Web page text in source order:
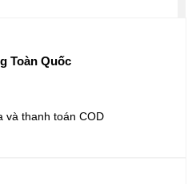
Toàn Quốc
và thanh toán COD